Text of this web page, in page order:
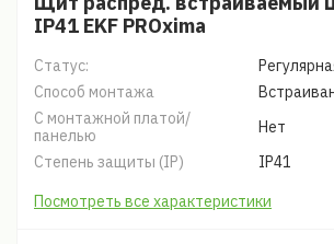
IP41 EKF PROxima
Статус:
Способ монтажа
С монтажной платой/
панелью
Нет
Степень защиты (IP)
IP41
Посмотреть все характеристики